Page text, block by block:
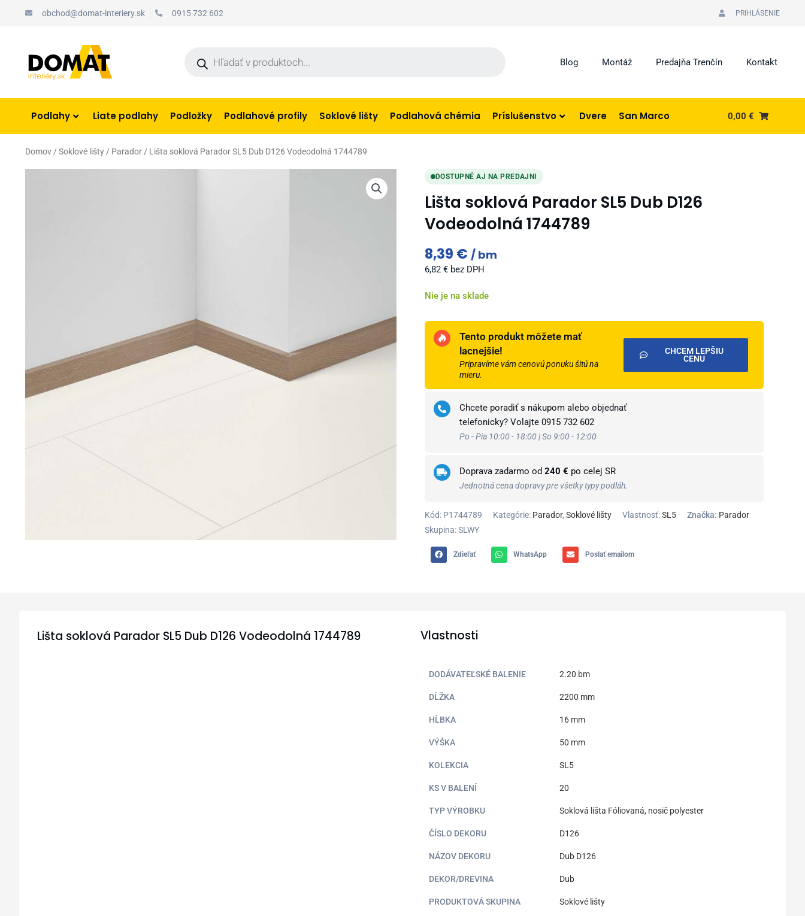
obchod@domat-interiery.sk 0915 732 602 PRIHLÁSENIE
Blog Montáž Predajňa Trenčín Kontakt
Podlahy Liate podlahy Podložky Podlahové profily Soklové lišty Podlahová chémia Príslušenstvo Dvere San Marco 0,00€
Domov / Soklové lišty / Parador / Lišta soklová Parador SL5 Dub D126 Vodeodolná 1744789
DOSTUPNÉ AJ NA PREDAJNI
Lišta soklová Parador SL5 Dub D126
Vodeodolná 1744789
8,39 € bm
6,82 € bez DPH
Nie je na sklade
Tento produkt môžete mať
lacnejšie!
Pripravíme vám cenovú ponuku šitú na
mieru.
CHCEM LEPŠIU
CENU
Chcete poradiť s nákupom alebo objednať
telefonicky? Volajte 0915 732 602
Po - Pia 10:00 - 18:00 | So 9:00 - 12:00
Doprava zadarmo od 240 € po celej SR
Jednotná cena dopravy pre všetky typy podláh.
Kód: P1744789 Kategórie: Parador, Soklové lišty Vlastnosť:SL5 Značka: Parador
Skupina: SLWY
Zdieľať WhatsApp Poslať emailom
Lišta soklová Parador SL5 Dub D126 Vodeodolná 1744789 Vlastnosti
DODÁVATEĽSKÉ BALENIE 2.20 bm
DĹŽKA 2200 mm
HĹBKA 16 mm
VÝŠKA 50 mm
KOLEKCIA SL5
KS V BALENÍ 20
TYP VÝROBKU Soklová lišta Fóliovaná, nosič polyester
ČÍSLO DEKORU D126
NÁZOV DEKORU Dub D126
DEKOR/DREVINA Dub
PRODUKTOVÁ SKUPINA Soklové lišty